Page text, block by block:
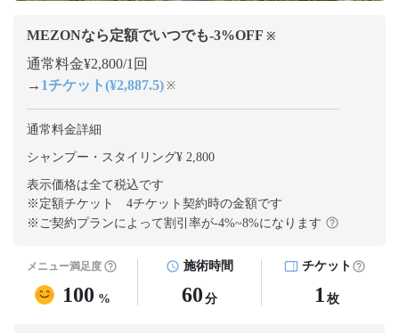
MEZONなら定額でいつでも-3%OFF ※
通常料金¥2,800/1回
→ 1チケット(¥2,887.5) ※
通常料金詳細
シャンプー・スタイリング¥ 2,800
表示価格は全て税込です
※定額チケット 4チケット契約時の金額です
※ご契約プランによって割引率が-4%~8%になります
メニュー満足度
100 %
施術時間
60 分
チケット
1 枚